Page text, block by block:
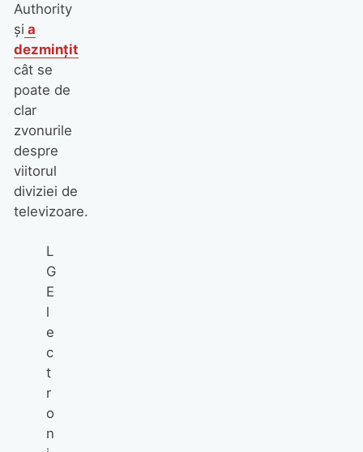
Authority
și a
dezmințit
cât se
poate de
clar
zvonurile
despre
viitorul
diviziei de
televizoare.
L
G
E
l
e
c
t
r
o
n